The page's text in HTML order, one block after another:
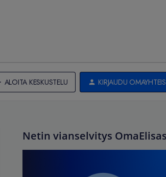
ALOITA KESKUSTELU KIRJAUDU
Netin vianselvitys